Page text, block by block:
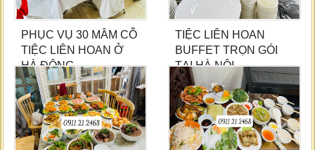
PHỤC VỤ 30 MÂM CỖ
TIỆC LIÊN HOAN Ở
HÀ ĐÔNG
TIỆC LIÊN HOAN
BUFFET TRỌN GÓI
TẠI HÀ NỘI